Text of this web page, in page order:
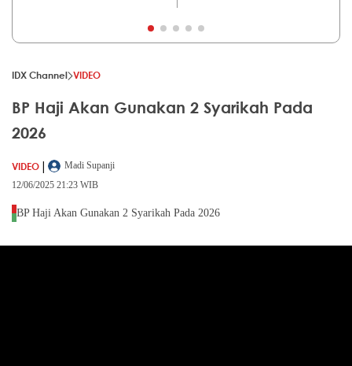
IDX Channel VIDEO
BP Haji Akan Gunakan 2 Syarikah Pada
2026
VIDEO |
Madi Supanji
12/06/2025 21:23 WIB
BP Haji Akan Gunakan 2 Syarikah Pada 2026